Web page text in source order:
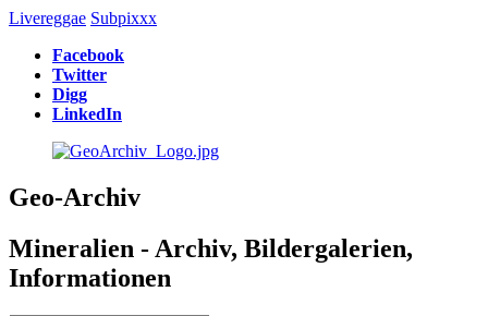
Livereggae Subpixxx
Facebook
Twitter
Digg
LinkedIn
Geo-Archiv
Mineralien - Archiv, Bildergalerien,
Informationen